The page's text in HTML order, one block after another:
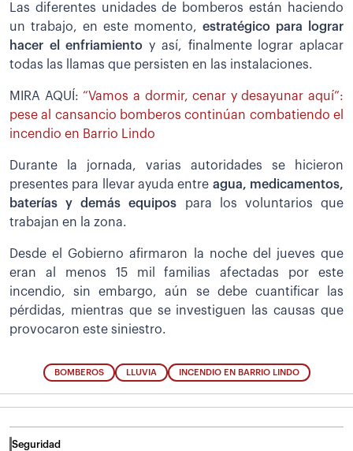
Las diferentes unidades de bomberos están haciendo
un trabajo, en este momento, estratégico para lograr
hacer el enfriamientoy así, finalmente lograr aplacar
todas las llamas que persisten en las instalaciones.
MIRA AQUÍ:“Vamos a dormir, cenar y desayunar aquí”:
pese al cansancio bomberos continúan combatiendo el
incendio en Barrio Lindo
Durante la jornada, varias autoridades se hicieron
presentes para llevar ayuda entre agua, medicamentos,
baterías y demás equipos para los voluntarios que
trabajan en la zona.
Desde el Gobierno afirmaron la noche del jueves que
eran al menos 15 mil familias afectadas por este
incendio, sin embargo, aún se debe cuantificar las
pérdidas, mientras que se investiguen las causas que
provocaron este siniestro.
BOMBEROS LLUVIA INCENDIO EN BARRIO LINDO
Seguridad